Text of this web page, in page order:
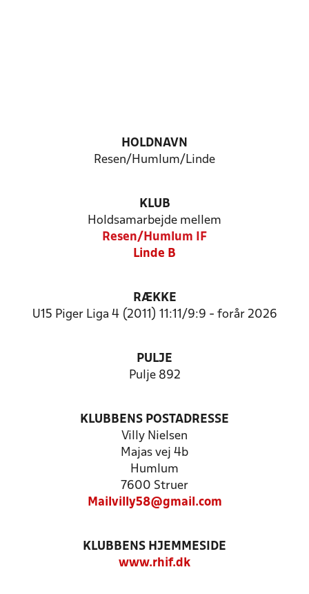
HOLDNAVN
Resen/Humlum/Linde
KLUB
Holdsamarbejde mellem
Resen/Humlum IF
Linde B
RÆKKE
U15 Piger Liga 4 (2011) 11:11/9:9 - forår 2026
PULJE
Pulje 892
KLUBBENS POSTADRESSE
Villy Nielsen
Majas vej 4b
Humlum
7600 Struer
Mailvilly58@gmail.com
KLUBBENS HJEMMESIDE
www.rhif.dk